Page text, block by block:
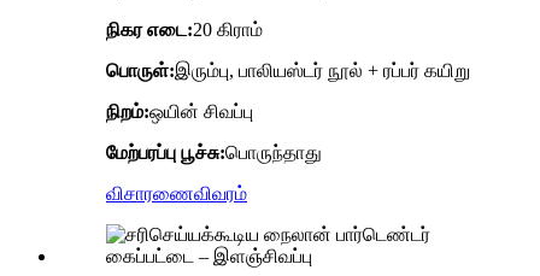
நிகர எடை:20 கிராம்
பொருள்:இரும்பு, பாலியஸ்டர் நூல் + ரப்பர் கயிறு
நிறம்:ஒயின் சிவப்பு
மேற்பரப்பு பூச்சு:பொருந்தாது
விசாரணைவிவரம்